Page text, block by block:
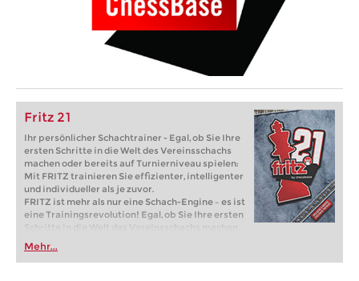
Fritz 21
Ihr persönlicher Schachtrainer - Egal, ob Sie Ihre
ersten Schritte in die Welt des Vereinsschachs
machen oder bereits auf Turnierniveau spielen:
Mit FRITZ trainieren Sie effizienter, intelligenter
und individueller als je zuvor.
FRITZ ist mehr als nur eine Schach-Engine – es ist
eine Trainingsrevolution! Egal, ob Sie Ihre ersten
Schritte in die Welt des Vereinsschachs machen
oder bereits auf Turnierniveau spielen: Mit
FRITZ trainieren Sie effizienter, intelligenter und
individueller als je zuvor.
Mehr...